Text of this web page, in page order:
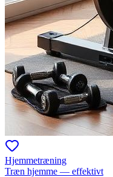
Hjemmetræning
Træn hjemme — effektivt